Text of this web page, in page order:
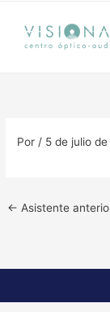
contenido
Por/ 5 de julio
← Asistente